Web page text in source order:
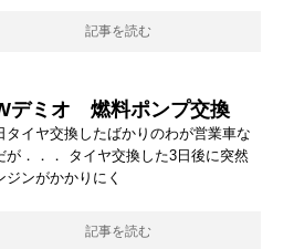
記事を読む
デミオ 燃料ポンプ交換
タイヤ交換したばかりのわが営業車な
が．．． タイヤ交換した3日後に突然
ジンがかかりにく
記事を読む